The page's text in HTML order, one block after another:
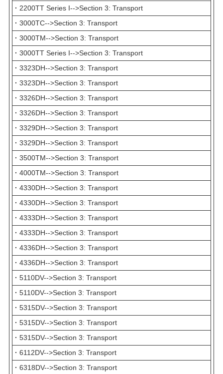
· 2200TT Series I-->Section 3: Transport
· 3000TC-->Section 3: Transport
· 3000TM-->Section 3: Transport
· 3000TT Series I-->Section 3: Transport
· 3323DH-->Section 3: Transport
· 3323DH-->Section 3: Transport
· 3326DH-->Section 3: Transport
· 3326DH-->Section 3: Transport
· 3329DH-->Section 3: Transport
· 3329DH-->Section 3: Transport
· 3500TM-->Section 3: Transport
· 4000TM-->Section 3: Transport
· 4330DH-->Section 3: Transport
· 4330DH-->Section 3: Transport
· 4333DH-->Section 3: Transport
· 4333DH-->Section 3: Transport
· 4336DH-->Section 3: Transport
· 4336DH-->Section 3: Transport
· 5110DV-->Section 3: Transport
· 5110DV-->Section 3: Transport
· 5315DV-->Section 3: Transport
· 5315DV-->Section 3: Transport
· 5315DV-->Section 3: Transport
· 6112DV-->Section 3: Transport
· 6318DV-->Section 3: Transport